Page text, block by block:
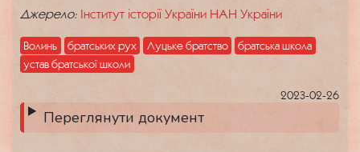
Джерело: Інститут історії України НАН України
Волинь братських рух Луцьке братство
братська школа
устав братської школи
2023-02-26
Переглянути документ